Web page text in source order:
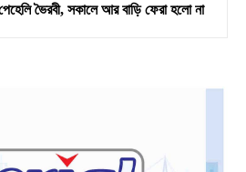
ভৈরবী, সকালে আর বাড়ি ফেরা হলো না